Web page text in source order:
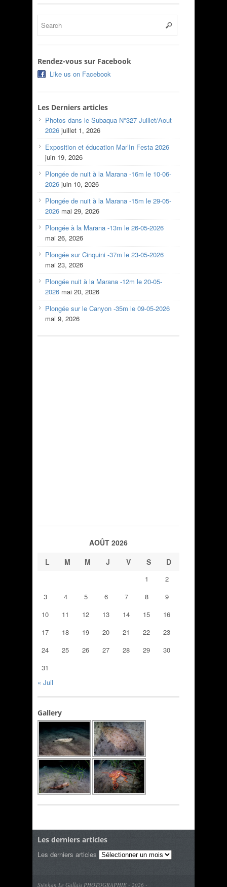
Rendez-vous sur Facebook
Like us on Facebook
Les Derniers articles
Photos dans le Subaqua N°327 Juillet/Aout
2026 juillet 1, 2026
Exposition et éducation Mar’In Festa 2026
juin 19, 2026
Plongée de nuit à la Marana -16m le 10-06-
2026 juin 10, 2026
Plongée de nuit à la Marana -15m le 29-05-
2026 mai 29, 2026
Plongée à la Marana -13m le 26-05-2026
mai 26, 2026
Plongée sur Cinquini -37m le 23-05-2026
mai 23, 2026
Plongée nuit à la Marana -12m le 20-05-
2026 mai 20, 2026
Plongée sur le Canyon -35m le 09-05-2026
mai 9, 2026
AOÛT 2026
L
M M J V S D
1
2
3
4 5 6 7 8
9
10
11 12 13 14 15
16
17
18 19 20 21 22
23
24
25 26 27 28 29
30
31
« Juil
Gallery
Les derniers articles
Les derniers articles
Stéphan Le Gallais PHOTOGRAPHIE - 2026 -